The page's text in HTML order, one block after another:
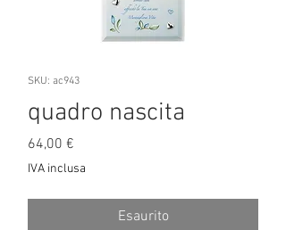
SKU: ac943
quadro nascita
64,00 €
IVA inclusa
Esaurito